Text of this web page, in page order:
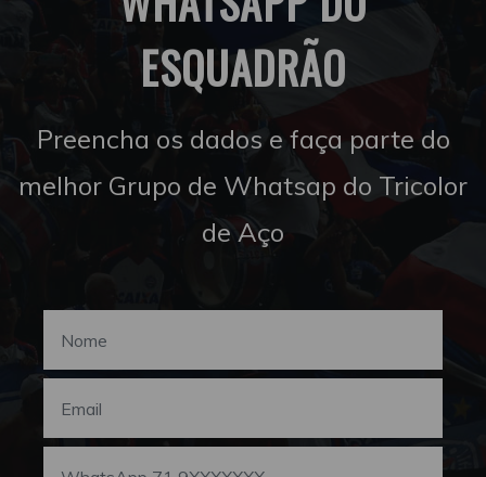
ESQUADRÃO
Preencha os dados e faça parte do
melhor Grupo de Whatsap do Tricolor
de Aço